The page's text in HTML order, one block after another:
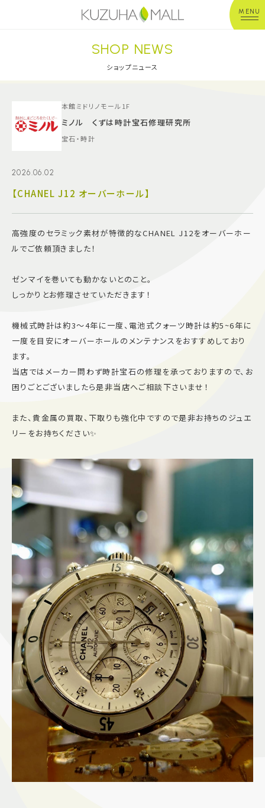
MENU
年中無休平 日：10:00~20:00
※店舗により異なる
ショップガイド
イベント
施設案内
サイトマップ
プライバシーポリシー
SHOP NEWS
ショップニュース
本館ミドリノモール1F
ミノル くずは時計宝石修理研究所
宝石・時計
2026.06.02
【CHANEL J12 オーバーホール】
高強度のセラミック素材が特徴的なCHANEL J12をオーバーホー
ルでご依頼頂きました！
ゼンマイを巻いても動かないとのこと。
しっかりとお修理させていただきます！
機械式時計は約3～4年に一度、電池式クォーツ時計は約5~6年に
一度を目安にオーバーホールのメンテナンスをおすすめしており
ます。
当店ではメーカー問わず時計宝石の修理を承っておりますので、お
困りごとございましたら是非当店へご相談下さいませ！
また、貴金属の買取、下取りも強化中ですので是非お持ちのジュエ
リーをお持ちください✨